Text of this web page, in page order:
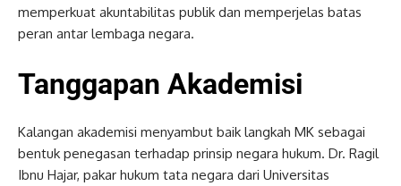
memperkuat akuntabilitas publik dan memperjelas batas
peran antar lembaga negara.
Tanggapan Akademisi
Kalangan akademisi menyambut baik langkah MK sebagai
bentuk penegasan terhadap prinsip negara hukum. Dr. Ragil
Ibnu Hajar, pakar hukum tata negara dari Universitas